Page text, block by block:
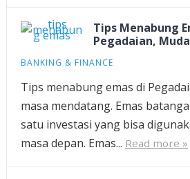
Tips Menabung
Pegadaian,
BANKING & FINANCE
Tips menabung emas di
masa mendatang. Emas
satu investasi yang bisa
masa depan. Emas... Read more »